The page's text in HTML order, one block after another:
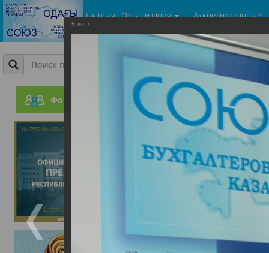
Главная Организация
Аккредитованные
центры
Форум
Фотогалерея
ГроссБух. Молодой
5 из 7